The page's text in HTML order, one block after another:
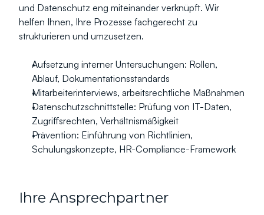
und Datenschutz eng miteinander verknüpft. Wir
helfen Ihnen, Ihre Prozesse fachgerecht zu
strukturieren und umzusetzen.
Aufsetzung interner Untersuchungen: Rollen,
Ablauf, Dokumentationsstandards
Mitarbeiterinterviews, arbeitsrechtliche Maßnahmen
Datenschutzschnittstelle: Prüfung von IT-Daten,
Zugriffsrechten, Verhältnismäßigkeit
Prävention: Einführung von Richtlinien,
Schulungskonzepte, HR-Compliance-Framework
Ihre Ansprechpartner